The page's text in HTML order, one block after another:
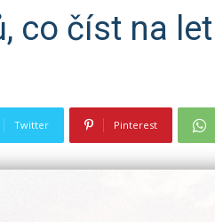
co číst na
Twitter Pinterest